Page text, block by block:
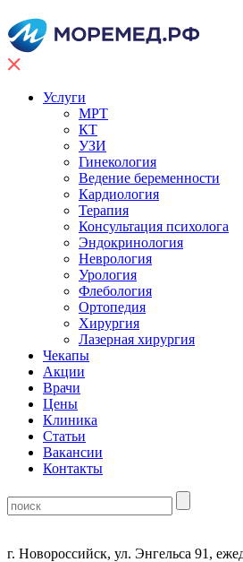
Услуги
МРТ
КТ
УЗИ
Гинекология
Ведение беременности
Кардиология
Терапия
Консультация психолога
Эндокринология
Неврология
Урология
Флебология
Ортопедия
Хирургия
Лазерная хирургия
Чекапы
Акции
Врачи
Цены
Клиника
Статьи
Вакансии
Контакты
г. Новороссийск, ул. Энгельса 91,